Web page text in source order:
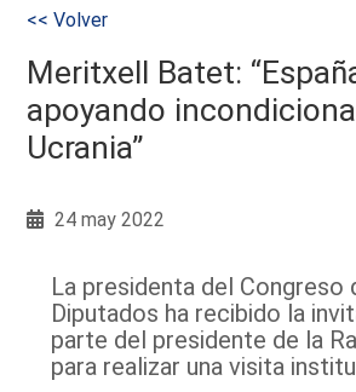
<< Volver
Meritxell Batet:
apoyando
Ucrania”
24 may 2022
La presidenta del Congreso
Diputados ha recibido la
parte del presidente de la
para realizar una visita